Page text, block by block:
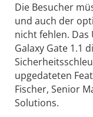
Die Besucher
und auch der
nicht fehlen.
Galaxy Gate 1.1
upgedateten
Fischer, Senior
Solutions.